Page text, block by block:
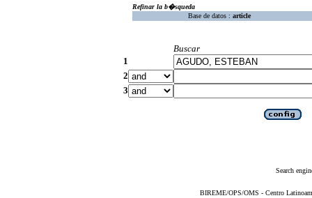
Refinar la b�squeda
Base de datos : article
Buscar
1
2
3
Search
BIREME/OPS/OMS - Centro